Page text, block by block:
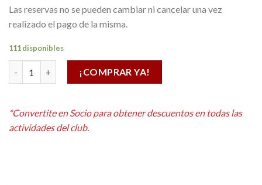
Las reservas no se pueden cambiar ni cancelar una vez
realizado el pago de la misma.
111 disponibles
¡COMPRAR YA!
*Convertite en Socio para obtener descuentos en todas las
actividades del club.